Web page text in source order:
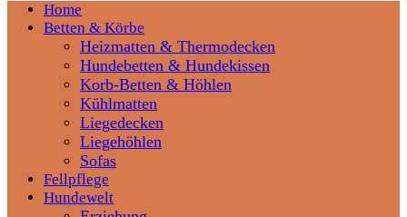
Home
Betten & Körbe
Heizmatten & Thermodecken
Hundebetten & Hundekissen
Korb-Betten & Höhlen
Kühlmatten
Liegedecken
Liegehöhlen
Sofas
Fellpflege
Hundewelt